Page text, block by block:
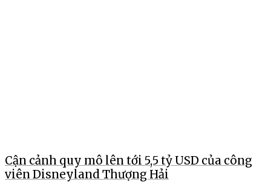
Cận cảnh quy mô lên tới 5,5 tỷ USD của công
viên Disneyland Thượng Hải